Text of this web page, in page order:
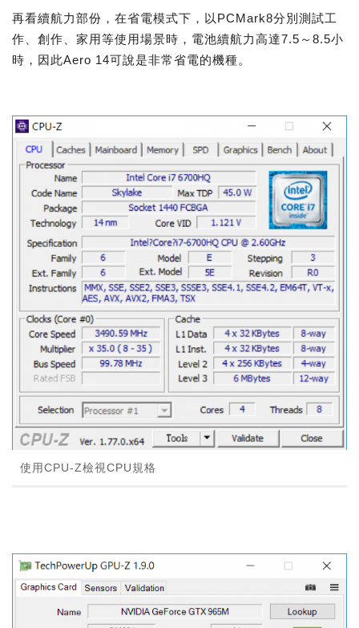
再看續航力部份，在省電模式下，以PCMark8分別測試工
作、創作、家用等使用場景時，電池續航力高達7.5～8.5小
時，因此Aero 14可說是非常省電的機種。
使用CPU-Z檢視CPU規格